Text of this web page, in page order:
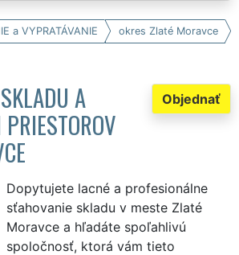
a VYPRATÁVANIE okres Zlaté Moravce
Objednať
A
Dopytujete lacné a profesionálne
sťahovanie skladu v meste Zlaté
Moravce a hľadáte spoľahlivú
spoločnosť, ktorá vám tieto